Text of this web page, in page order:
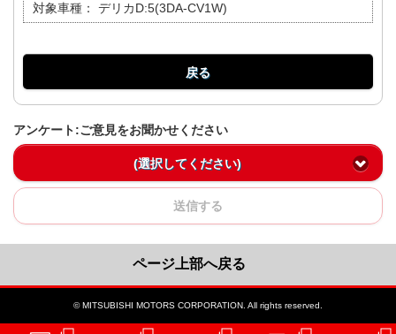
対象車種： デリカD:5(3DA-CV1W)
戻る
アンケート:ご意見をお聞かせください
(選択してください)
送信する
ページ上部へ戻る
© MITSUBISHI MOTORS CORPORATION. All rights reserved.